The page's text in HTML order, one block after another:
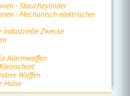
- Stauchzylinder
- Mechanisch-elektrischer
industrielle Zwecke
Alarmwaffen
Waffen
Hülse